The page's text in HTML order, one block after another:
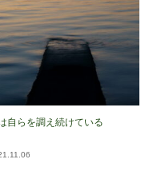
自らを調え続けている